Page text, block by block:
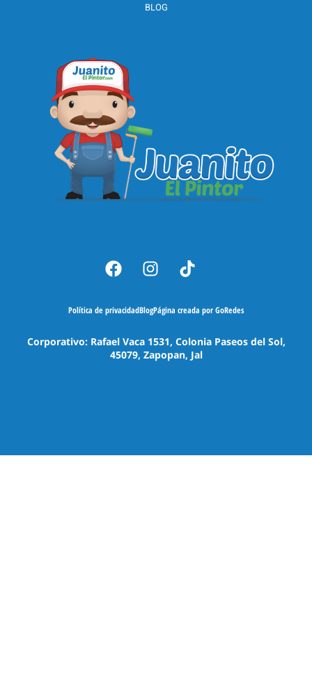
BLOG
Política de privacidadBlogPágina creada por GoRedes
Corporativo: Rafael Vaca 1531, Colonia Paseos del Sol,
45079, Zapopan, Jal